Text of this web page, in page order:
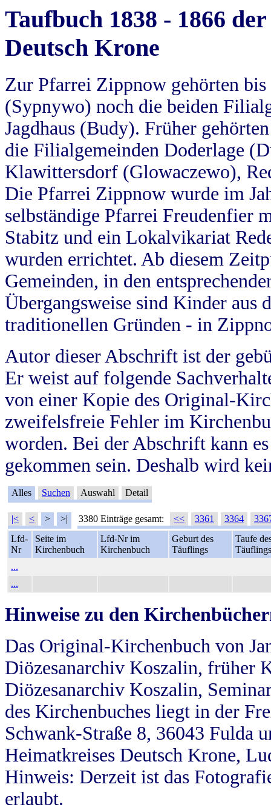
Taufbuch 1838 - 1866
Deutsch Krone
Zur Pfarrei Zippnow gehörten
(Sypnywo) noch die beiden
Jagdhaus (Budy). Früher
die Filialgemeinden Doderlage
Klawittersdorf (Glowaczewo),
Die Pfarrei Zippnow wurde im
selbständige Pfarrei Freudenfier
Stabitz und ein Lokalvikariat
wurden errichtet. Ab diesem
Gemeinden, in den
Übergangsweise sind Kinder aus
traditionellen Gründen - in
Autor dieser Abschrift ist der
Er weist auf folgende
von einer Kopie des Original-
zweifelsfreie Fehler im
worden. Bei der Abschrift kann
gekommen sein. Deshalb wird
Alles Suchen Auswahl Detail
|< < > >| 3380 Einträge gesamt: << 3361 3364
Lfd-
Nr
Seite im
Kirchenbuch
Lfd-Nr im
Kirchenbuch
Geburt des
Täuflings
Taufe
Täuflings
...
...
Hinweise zu den
Das Original-Kirchenbuch von
Diözesanarchiv Koszalin, früher
Diözesanarchiv Koszalin,
des Kirchenbuches liegt in der
Schwank-Straße 8, 36043 Fulda
Heimatkreises Deutsch Krone,
Hinweis: Derzeit ist das
erlaubt.